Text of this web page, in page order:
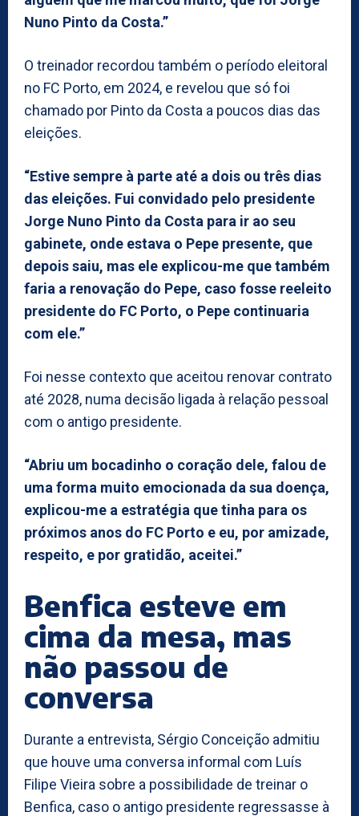
Nuno Pinto da Costa.”
O treinador recordou também o período eleitoral
no FC Porto, em 2024, e revelou que só foi
chamado por Pinto da Costa a poucos dias das
eleições.
“Estive sempre à parte até a dois ou três dias
das eleições. Fui convidado pelo presidente
Jorge Nuno Pinto da Costa para ir ao seu
gabinete, onde estava o Pepe presente, que
depois saiu, mas ele explicou-me que também
faria a renovação do Pepe, caso fosse reeleito
presidente do FC Porto, o Pepe continuaria
com ele.”
Foi nesse contexto que aceitou renovar contrato
até 2028, numa decisão ligada à relação pessoal
com o antigo presidente.
“Abriu um bocadinho o coração dele, falou de
uma forma muito emocionada da sua doença,
explicou-me a estratégia que tinha para os
próximos anos do FC Porto e eu, por amizade,
respeito, e por gratidão, aceitei.”
Benfica esteve em
cima da mesa, mas
não passou de
conversa
Durante a entrevista, Sérgio Conceição admitiu
que houve uma conversa informal com Luís
Filipe Vieira sobre a possibilidade de treinar o
Benfica, caso o antigo presidente regressasse à